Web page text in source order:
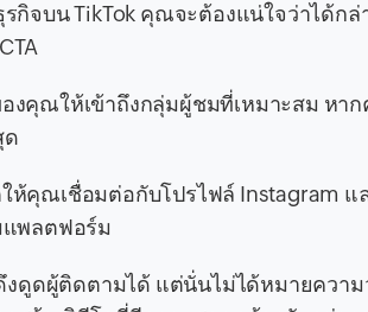
กิจบน TikTok คุณจะต้องแน่ใจว่าได้กล่
งคุณให้เข้าถึงกลุ่มผู้ชมที่เหมาะสม หา
ด
ห้คุณเชื่อมต่อกับโปรไฟล์ Instagram แ
แพลตฟอร์ม
งดูดผู้ติดตามได้ แต่นั่นไม่ได้หมายควา